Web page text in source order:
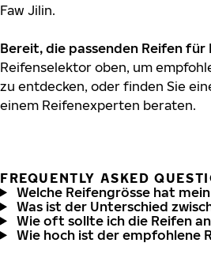
Faw Jilin.
Bereit, die passenden Reifen für
Reifenselektor oben, um
zu entdecken, oder finden Sie
einem Reifenexperten beraten.
FREQUENTLY ASKED
Welche Reifengrösse hat mein
Was ist der Unterschied
Wie oft sollte ich die Reifen
Wie hoch ist der empfohlene